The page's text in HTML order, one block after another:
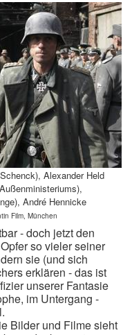
Alexander Held
André Hennicke
Film, München
- doch jetzt den
so vieler seiner
sie (und sich
erklären - das ist
unserer Fantasie
im Untergang -
Bilder und Filme sieht